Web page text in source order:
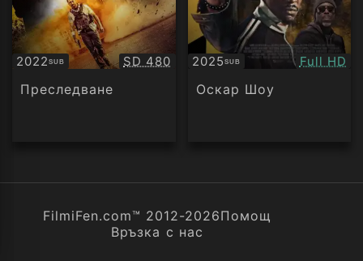
2022SUB
Субтитри Качество:
SD 480
Преследване
2025SUB
Субтитри Full HD
Оскар Шоу
FilmiFen.com™ 2012-2026Помощ
Връзка с нас